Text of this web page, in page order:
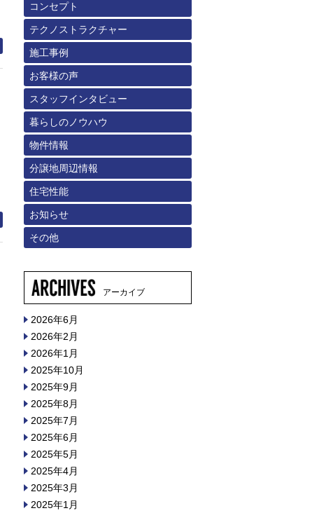
コンセプト
テクノストラクチャー
施工事例
お客様の声
スタッフインタビュー
暮らしのノウハウ
物件情報
分譲地周辺情報
住宅性能
お知らせ
その他
アーカイブ
2026年6月
2026年2月
2026年1月
2025年10月
2025年9月
2025年8月
2025年7月
2025年6月
2025年5月
2025年4月
2025年3月
2025年1月